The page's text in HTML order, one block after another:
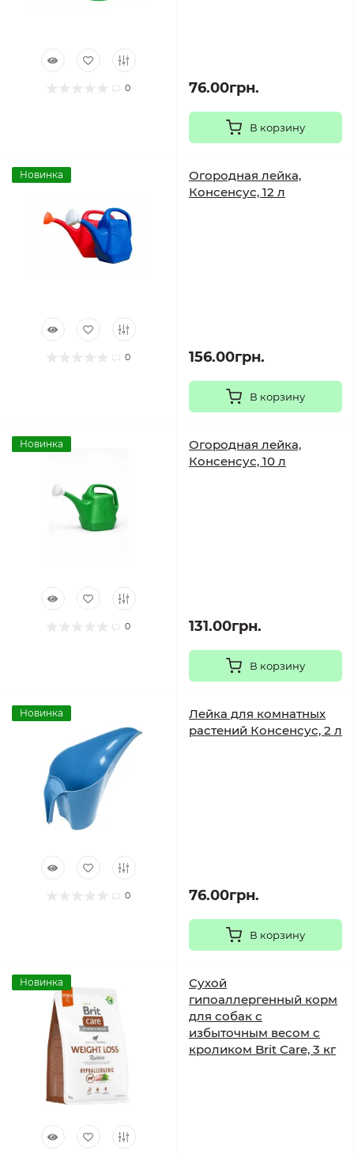
0 76.00грн.
В корзину
Новинка
0
Огородная лейка,
Консенсус, 12 л
156.00грн.
В корзину
Новинка
0
Огородная лейка,
Консенсус, 10 л
131.00грн.
В корзину
Новинка
0
Лейка для комнатных
растений Консенсус, 2 л
76.00грн.
В корзину
Новинка
Сухой
гипоаллергенный корм
для собак с
избыточным весом с
кроликом Brit Care, 3 кг